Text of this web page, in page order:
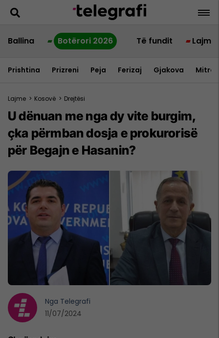
Ballina Botërori 2026 Të fundit Lajme
Prishtina Prizreni Peja Ferizaj Gjakova
Lajme > Kosovë > Drejtësi
U dënuan me nga dy vite burgim,
çka përmban dosja e prokurorisë
për Begajn e Hasanin?
Nga Telegrafi
11/07/2024